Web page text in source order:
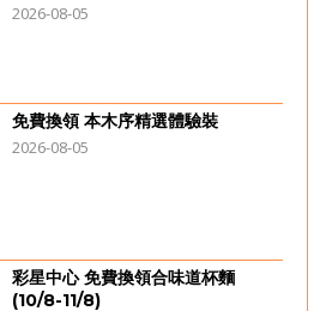
2026-08-05
免費換領 本木序精選體驗裝
2026-08-05
彩星中心 免費換領合味道杯麵
(10/8-11/8)